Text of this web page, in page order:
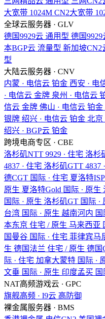
大宽带 1024M CN2大宽带
全球云服务器 · GLV
德国9929云 通用型 德国9929
本BGP云 流量型 新加坡CN2
型
大陆云服务器 · CNV
内蒙 · 电信云 铂金 西安 · 电
· 电信云 金牌 泉州 · 电信云
信云 金牌 佛山 · 电信云 铂金
银牌 绍兴 · 电信云 铂金 北京
绍兴 · BGP云 铂金
跨境电商专区 · CBE
洛杉矶NTT 9929 · 住宅 洛杉
4837 · 住宅 洛杉矶GTT 4837
德CGT 国际 · 住宅 夏洛特ISP
原生 夏洛特Gold 国际 · 原生
国际 · 原生 洛杉矶GT 国际 ·
台湾 国际 · 原生 越南河内
本东京 住宅 / 原生 马来西亚
国曼谷 国际 · 住宅 菲律宾马
生 德国法兰 住宅 / 原生 德国
际 · 住宅 加拿大蒙特 国际 ·
文垂 国际 · 原生 印度孟买
NAT高频游戏云 · GPC
旗舰高频 · I9云 高防御
裸金属服务器 · BMS